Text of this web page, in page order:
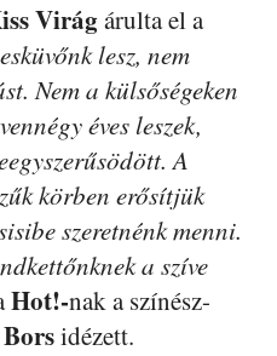
Virágárulta el a
lesz, nem
Nem a külsőségeken
éves leszek,
A
körben erősítjük
szeretnénk menni.
a szíve
Hot!-nak a színész-
Borsidézett.